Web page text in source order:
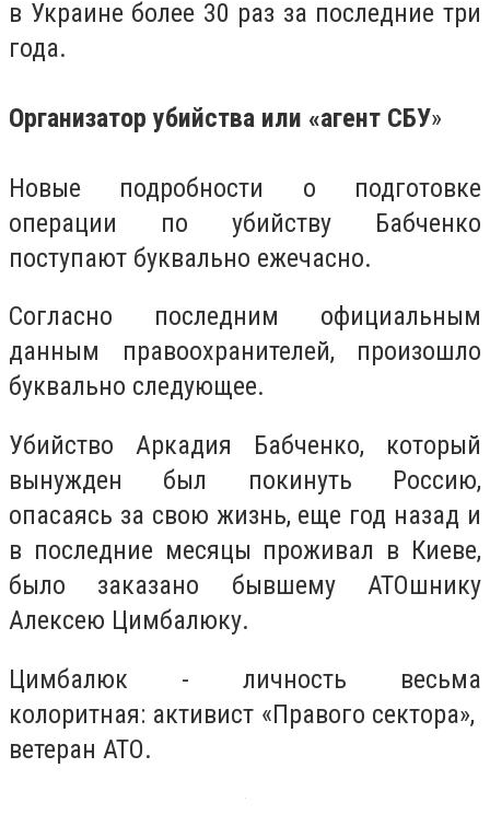
в Украине более 30 раз за последние три
года.
Организатор убийства или «агент СБУ»
Новые подробности о подготовке
операции по убийству Бабченко
поступают буквально ежечасно.
Согласно последним официальным
данным правоохранителей, произошло
буквально следующее.
Убийство Аркадия Бабченко, который
вынужден был покинуть Россию,
опасаясь за свою жизнь, еще год назад и
в последние месяцы проживал в Киеве,
было заказано бывшему АТОшнику
Алексею Цимбалюку.
Цимбалюк - личность весьма
колоритная: активист «Правого сектора»,
ветеран АТО.